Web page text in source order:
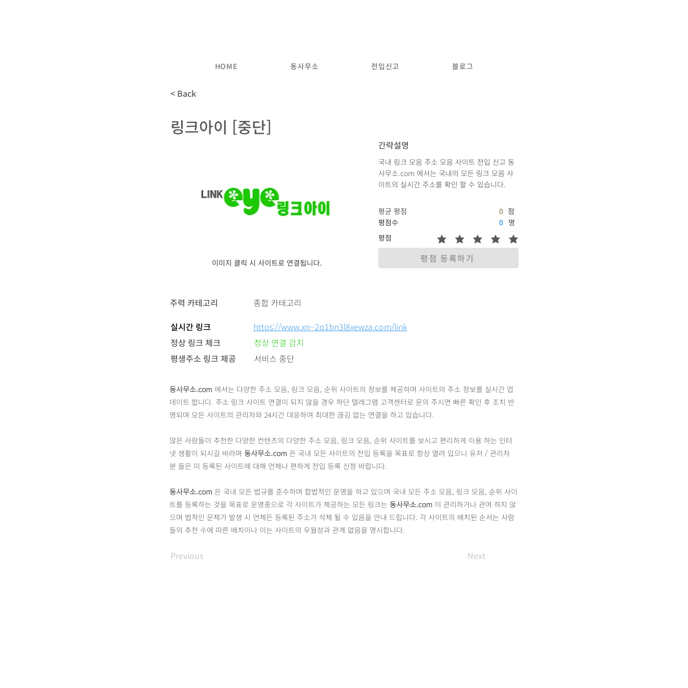
HOME 동사무소 전입신고 블로그
< Back
링크아이 [중단]
간략설명
이미지 클릭 시 사이트로 연결됩니다.
국내 링크 모음 주소 모음 사이트 전입 신고 동
사무소.com 에서는 국내의 모든 링크 모음 사
이트의 실시간 주소를 확인 할 수 있습니다.
평균 평점
평점수
0
0
점
명
평점
평점 등록하기
​주력 카테고리
실시간 링크
정상 링크 체크
평생주소 링크 제공
종합 카테고리
https://www.xn--2q1bn3l8xewza.com/link
정상 연결 감지
서비스 중단
동사무소.com 에서는 다양한 주소 모음, 링크 모음, 순위 사이트의 정보를 제공하며 사이트의 주소 정보를 실시간 업
데이트 합니다. 주소 링크 사이트 연결이 되지 않을 경우 하단 텔레그램 고객센터로 문의 주시면 빠른 확인 후 조치 반
영되며 모든 사이트의 관리자와 24시간 대응하여 최대한 끊김 없는 연결을 하고 있습니다.
많은 사람들이 추천한 다양한 컨텐츠의 다양한 주소 모음, 링크 모음, 순위 사이트를 보시고 편리하게 이용 하는 인터
넷 생활이 되시길 바라며 동사무소.com 은 국내 모든 사이트의 전입 등록을 목표로 항상 열려 있으니 유저 / 관리자
분 들은 미 등록된 사이트에 대해 언제나 편하게 전입 등록 신청 바랍니다.
동사무소.com 은 국내 모든 법규를 준수하며 합법적인 운영을 하고 있으며 국내 모든 주소 모음, 링크 모음, 순위 사이
트를 등록하는 것을 목표로 운영중으로 각 사이트가 제공하는 모든 링크는 동사무소.com 이 관리하거나 관여 하지 않
으며 법적인 문제가 발생 시 언제든 등록된 주소가 삭제 될 수 있음을 안내 드립니다. 각 사이트의 배치된 순서는 사람
들의 추천 수에 따른 배치이나 이는 사이트의 우월성과 관계 없음을 명시합니다.
Previous Next